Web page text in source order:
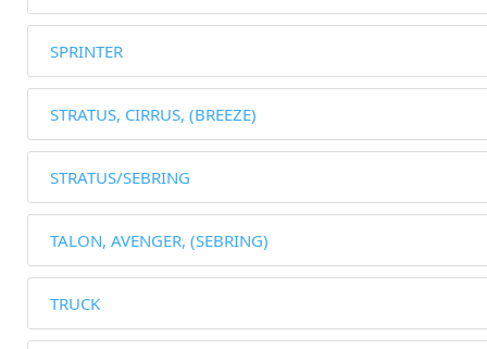
SPRINTER
STRATUS, CIRRUS, (BREEZE)
STRATUS/SEBRING
TALON, AVENGER, (SEBRING)
TRUCK